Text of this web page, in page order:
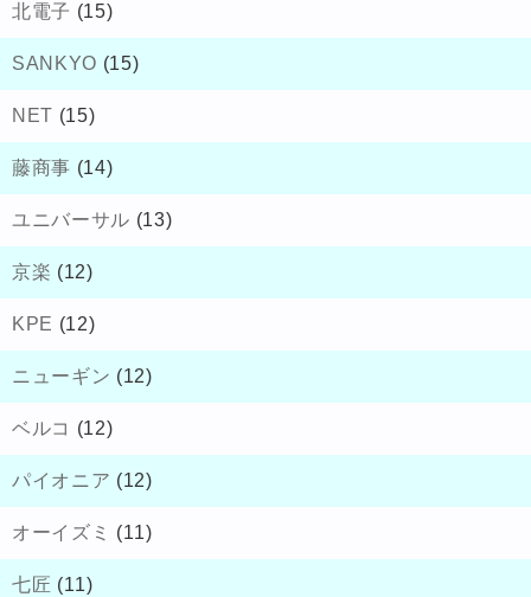
北電子 (15)
SANKYO (15)
NET (15)
藤商事 (14)
ユニバーサル (13)
京楽 (12)
KPE (12)
ニューギン (12)
ベルコ (12)
パイオニア (12)
オーイズミ (11)
七匠 (11)